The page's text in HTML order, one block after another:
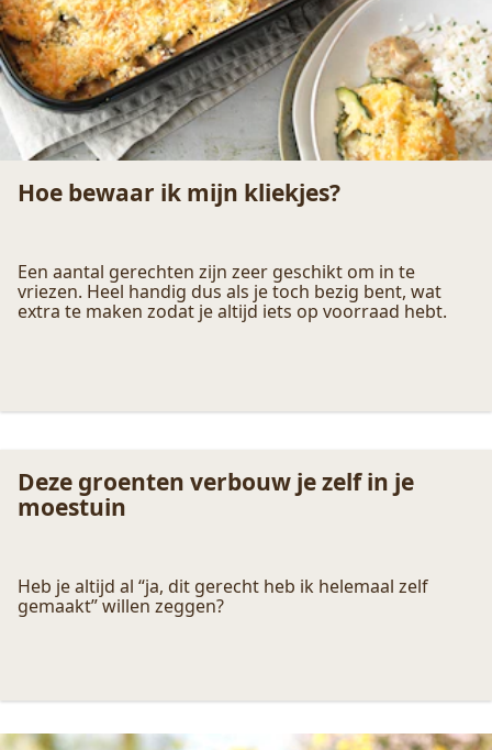
Hoe bewaar ik mijn kliekjes?
Een aantal gerechten zijn zeer geschikt om in te
vriezen. Heel handig dus als je toch bezig bent, wat
extra te maken zodat je altijd iets op voorraad hebt.